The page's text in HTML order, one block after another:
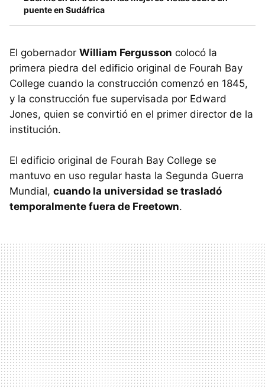
puente en Sudáfrica
El gobernador William Fergusson colocó la
primera piedra del edificio original de Fourah Bay
College cuando la construcción comenzó en 1845,
y la construcción fue supervisada por Edward
Jones, quien se convirtió en el primer director de la
institución.
El edificio original de Fourah Bay College se
mantuvo en uso regular hasta la Segunda Guerra
Mundial, cuando la universidad se trasladó
temporalmente fuera de Freetown.